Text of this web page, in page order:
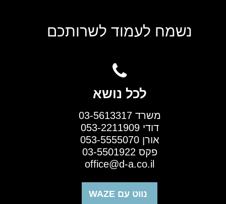
נשמח לעמוד לשרותכם
לכל נושא
משרד 03-5613317
דודי 053-2211909
אורן 053-5555070
פקס 03-5501922
office@d-a.co.il
נווט עם WAZE